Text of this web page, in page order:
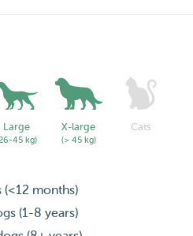
Large
45 kg)
X-large
(> 45 kg)
Cats
months)
(1-8 years)